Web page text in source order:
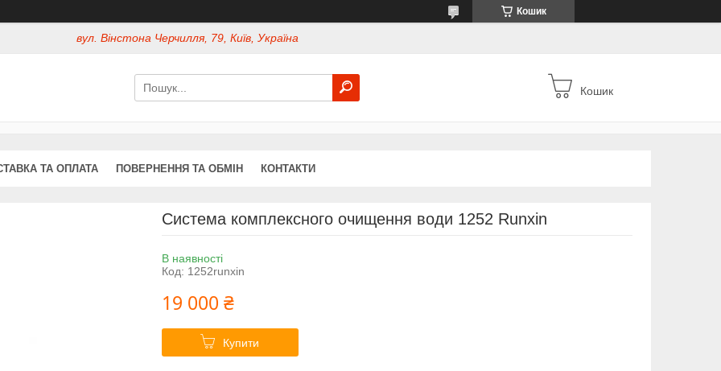
Кошик
вул. Вінстона Черчилля, 79, Київ, Україна
Кошик
ТА ОПЛАТА ПОВЕРНЕННЯ ТА ОБМІН КОНТАКТИ
Система комплексного очищення води 1252 Runxin
В наявності
Код: 1252runxin
19 000 ₴
Купити